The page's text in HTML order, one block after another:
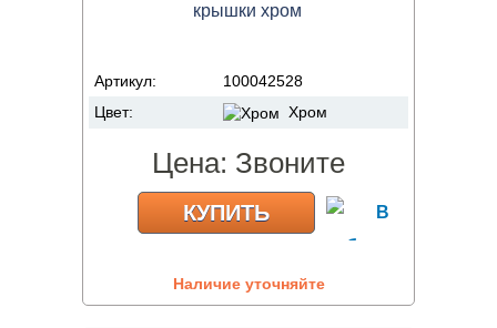
крышки хром
Артикул:
100042528
Цвет:
Хром
Цена: Звоните
КУПИТЬ
Наличие уточняйте